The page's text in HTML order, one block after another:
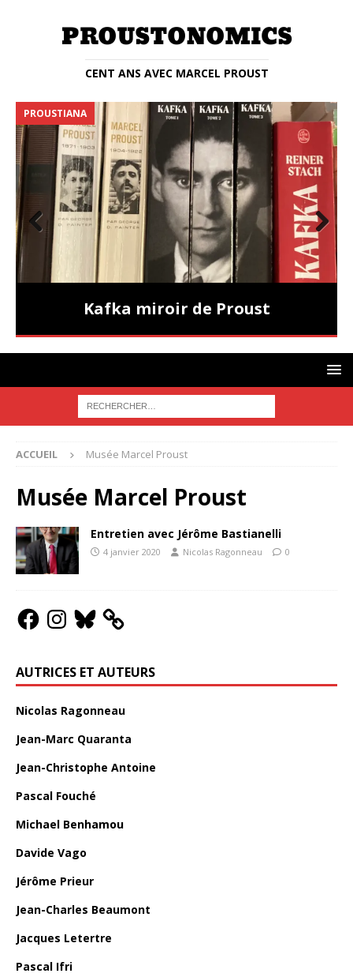
CENT ANS AVEC MARCEL PROUST
PROUSTIANA
Kafka miroir de Proust
Nex
ACCUEIL Musée Marcel Proust
Musée Marcel Proust
Entretien avec Jérôme Bastianelli
4 janvier 2020 Nicolas Ragonneau 0
AUTRICES ET AUTEURS
Nicolas Ragonneau
Jean-Marc Quaranta
Jean-Christophe Antoine
Pascal Fouché
Michael Benhamou
Davide Vago
Jérôme Prieur
Jean-Charles Beaumont
Jacques Letertre
Pascal Ifri